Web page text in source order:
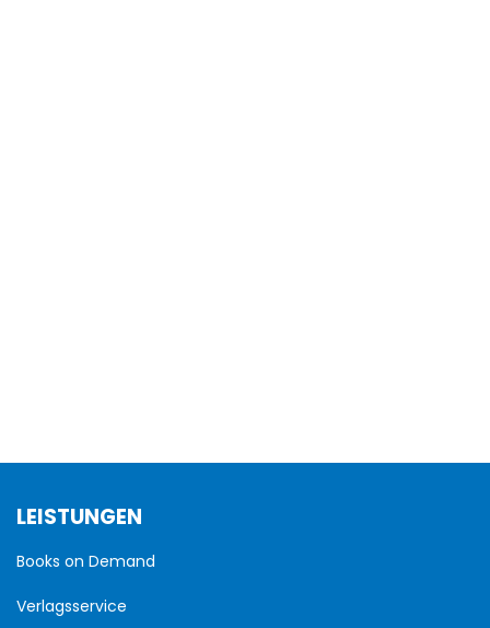
LEISTUNGEN
Books on Demand
Verlagsservice